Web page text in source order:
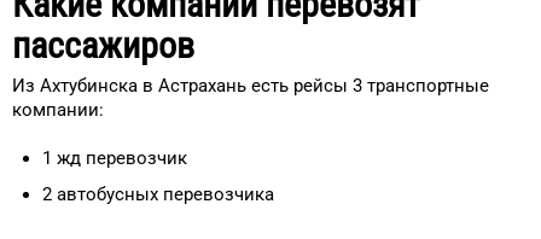
пассажиров
Из Ахтубинска в Астрахань есть рейсы 3 транспортные
компании:
1 жд перевозчик
2 автобусных перевозчика